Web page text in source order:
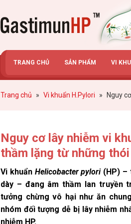
TRANG CHỦ SẢN PHẨM VI
Trang chủ » Vi khuẩn H.Pylori » Nguy
Nguy cơ lây nhiễm vi
thầm lặng từ những
Vi khuẩn Helicobacter pylori(HP) –
dày – đang âm thầm lan truyền
tưởng chừng vô hại như ăn
nhóm đối tượng dễ bị lây nhiễm
nhiễm HP.